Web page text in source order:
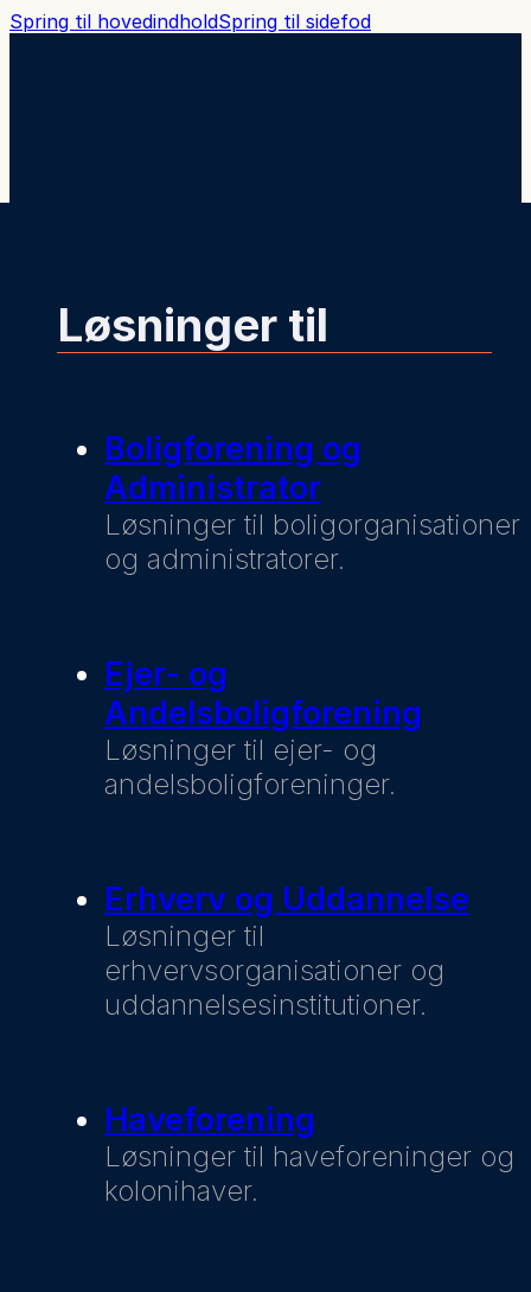
Spring til hovedindholdSpring til sidefod
Løsninger til
Boligforening og
Administrator
Løsninger til boligorganisationer
og administratorer.
Ejer- og
Andelsboligforening
Løsninger til ejer- og
andelsboligforeninger.
Erhverv og Uddannelse
Løsninger til
erhvervsorganisationer og
uddannelsesinstitutioner.
Haveforening
Løsninger til haveforeninger og
kolonihaver.